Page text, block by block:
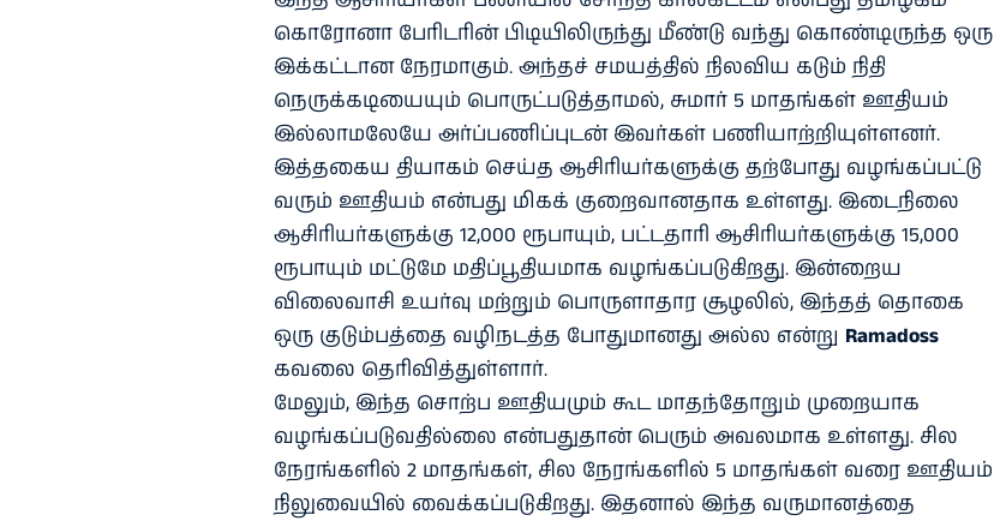
கொரோனா பேரிடரின் பிடியிலிருந்து மீண்டு வந்து கொண்டிருந்த ஒரு
இக்கட்டான நேரமாகும். அந்தச் சமயத்தில் நிலவிய கடும் நிதி
நெருக்கடியையும் பொருட்படுத்தாமல், சுமார் 5 மாதங்கள் ஊதியம்
இல்லாமலேயே அர்ப்பணிப்புடன் இவர்கள் பணியாற்றியுள்ளனர்.
இத்தகைய தியாகம் செய்த ஆசிரியர்களுக்கு தற்போது வழங்கப்பட்டு
வரும் ஊதியம் என்பது மிகக் குறைவானதாக உள்ளது. இடைநிலை
ஆசிரியர்களுக்கு 12,000 ரூபாயும், பட்டதாரி ஆசிரியர்களுக்கு 15,000
ரூபாயும் மட்டுமே மதிப்பூதியமாக வழங்கப்படுகிறது. இன்றைய
விலைவாசி உயர்வு மற்றும் பொருளாதார சூழலில், இந்தத் தொகை
ஒரு குடும்பத்தை வழிநடத்த போதுமானது அல்ல என்று Ramadoss
கவலை தெரிவித்துள்ளார்.
மேலும், இந்த சொற்ப ஊதியமும் கூட மாதந்தோறும் முறையாக
வழங்கப்படுவதில்லை என்பதுதான் பெரும் அவலமாக உள்ளது. சில
நேரங்களில் 2 மாதங்கள், சில நேரங்களில் 5 மாதங்கள் வரை ஊதியம்
நிலுவையில் வைக்கப்படுகிறது. இதனால் இந்த வருமானத்தை